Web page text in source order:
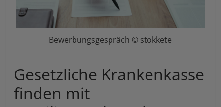
Bewerbungsgespräch © stokkete
Gesetzliche Krankenkasse
finden mit